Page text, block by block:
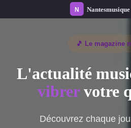
🎵 Le magazine
L'actualité
vibrervotre
Découvrez chaque